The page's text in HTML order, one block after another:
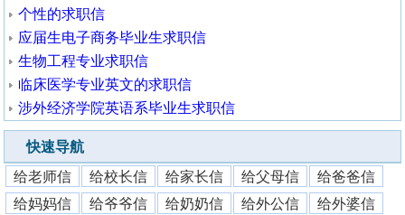
个性的求职信
应届生电子商务毕业生求职信
生物工程专业求职信
临床医学专业英文的求职信
涉外经济学院英语系毕业生求职信
快速导航
给老师信 给校长信 给家长信 给父母信
给爸爸信
给妈妈信
给爷爷信 给奶奶信 给外公信 给外婆信